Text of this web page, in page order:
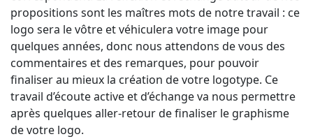
propositions sont les maîtres mots de notre travail : ce
logo sera le vôtre et véhiculera votre image pour
quelques années, donc nous attendons de vous des
commentaires et des remarques, pour pouvoir
finaliser au mieux la création de votre logotype. Ce
travail d’écoute active et d’échange va nous permettre
après quelques aller-retour de finaliser le graphisme
de votre logo.